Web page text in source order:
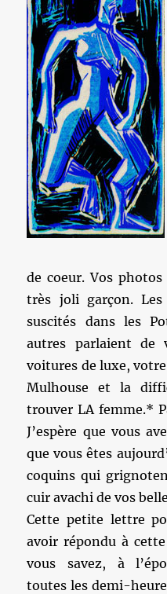
de coeur. Vos
très joli garçon.
suscités dans les
autres parlaient de
voitures de luxe,
Mulhouse et la
trouver LA femme.*
J’espère que vous
que vous êtes
coquins qui
cuir avachi de vos
Cette petite lettre
avoir répondu à
vous savez, à
toutes les demi-